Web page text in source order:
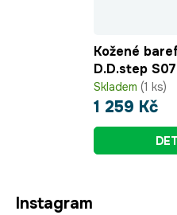
Kožené
D.D.step
Royal Blue
Skladem (1 ks)
1 259 Kč
Instagram